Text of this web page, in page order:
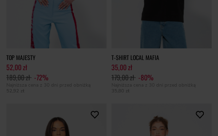
TOP MAJESTY
52,00 zł
189,00 zł -72%
Najniższa cena z 30 dni przed obniżką
52,92 zł
T-SHIRT LOCAL MAFIA
35,00 zł
179,00 zł -80%
Najniższa cena z 30 dni przed obniżką
35,80 zł